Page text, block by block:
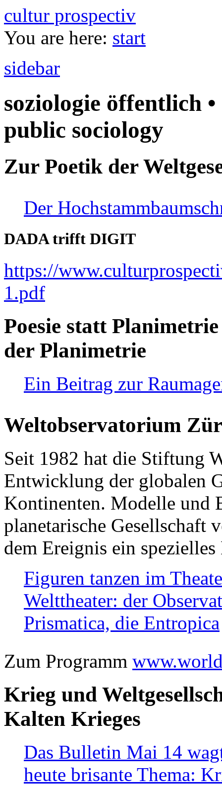
cultur prospectiv
You are here: start
sidebar
soziologie öffentlich
public sociology
Zur Poetik der
Der
DADA trifft DIGIT
https://
1.pdf
Poesie statt
der Planimetrie
Ein Beitrag zur
Weltobservatorium
Seit 1982 hat die Stiftung
Entwicklung der globalen
Kontinenten. Modelle und
planetarische Gesellschaft
dem Ereignis ein
Figuren tanzen im
Welttheater: der
Prismatica, die Entropica
Zum Programm
Krieg und
Kalten Krieges
Das Bulletin Mai 14
heute brisante Thema: